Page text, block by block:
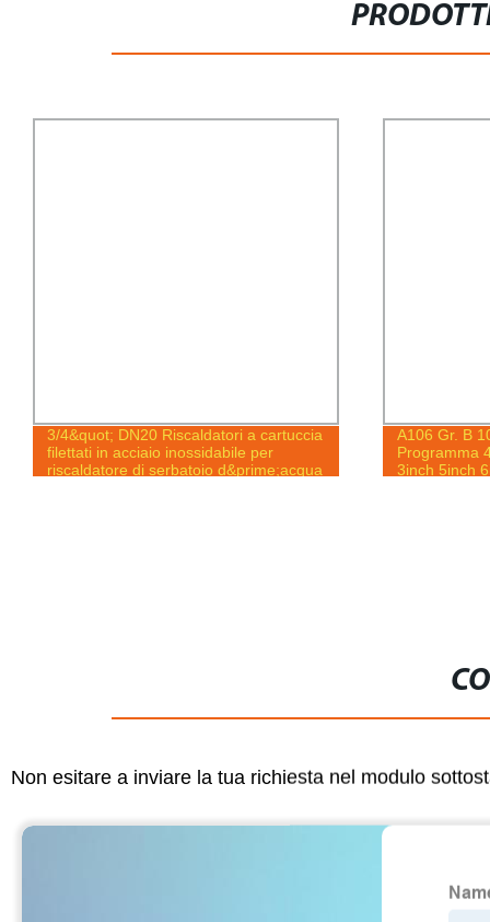
a cartuccia
per
d&prime;acqua
A106 Gr. B 10# 20# SAE1010 SAE1020
Programma 40 Nero API5l 1inch 2inch
3inch 5inch 6inch 8inch 10inch 12inch
Non esitare a inviare la tua richiesta nel modulo